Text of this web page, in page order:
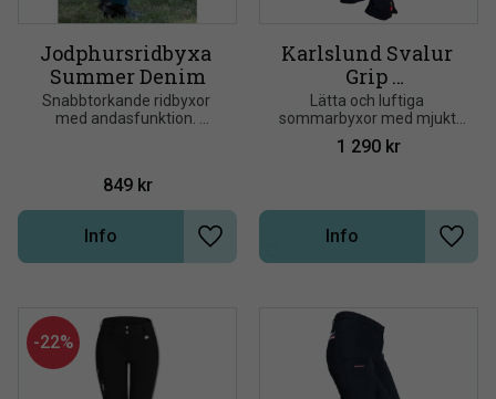
Jodphursridbyxa
Summer Denim
Snabbtorkande ridbyxor
med andasfunktion.
849kr
Lägg till i önskelista
Info
Karlslund Svalur
Grip
Sommarridbyxa
Lätta och luftiga
sommarbyxor med mjukt
och smidigt tyg, som
hjälper till att ta bort fukt
1 290 kr
Lägg
Info
22%